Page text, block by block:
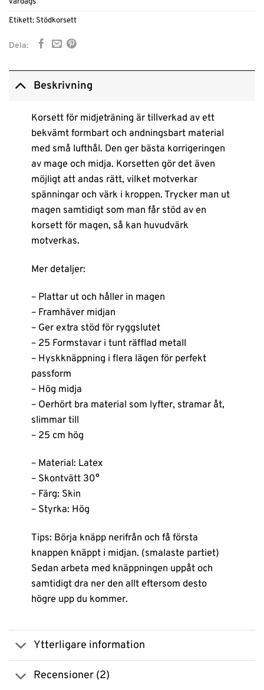
Etikett: Stödkorsett
Dela:
Beskrivning
Korsett för midjeträning är tillverkad av ett
bekvämt formbart och andningsbart material
med små lufthål. Den ger bästa korrigeringen
av mage och midja. Korsetten gör det även
möjligt att andas rätt, vilket motverkar
spänningar och värk i kroppen. Trycker man ut
magen samtidigt som man får stöd av en
korsett för magen, så kan huvudvärk
motverkas.
Mer detaljer:
– Plattar ut och håller in magen
– Framhäver midjan
– Ger extra stöd för ryggslutet
– 25 Formstavar i tunt räfflad metall
– Hyskknäppning i flera lägen för perfekt
passform
– Hög midja
– Oerhört bra material som lyfter, stramar åt,
slimmar till
– 25 cm hög
– Material: Latex
– Skontvätt 30°
– Färg: Skin
– Styrka: Hög
Tips: Börja knäpp nerifrån och få första
knappen knäppt i midjan. (smalaste partiet)
Sedan arbeta med knäppningen uppåt och
samtidigt dra ner den allt eftersom desto
högre upp du kommer.
Ytterligare information
Recensioner (2)